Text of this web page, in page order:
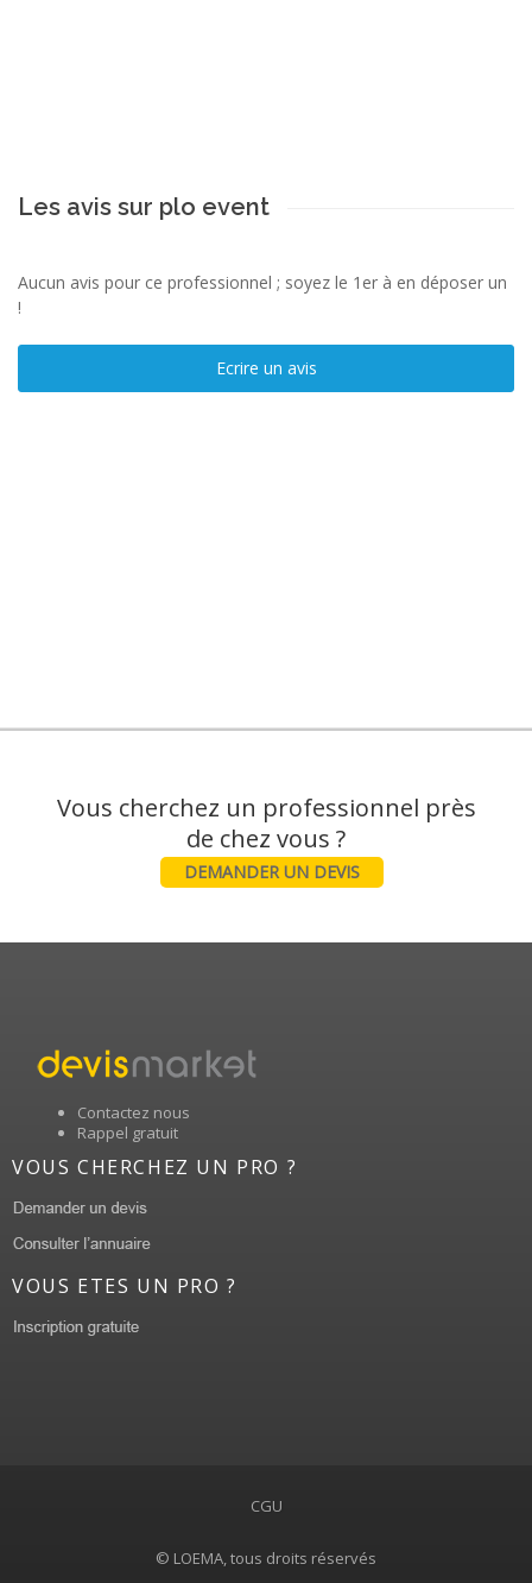
Les avis sur plo event
Aucun avis pour ce professionnel ; soyez le 1er à en déposer un
!
Ecrire un avis
Vous cherchez un professionnel près
DEMANDER UN DEVIS
Contactez nous
Rappel gratuit
VOUS CHERCHEZ UN PRO ?
VOUS ETES UN PRO ?
CGU
© LOEMA, tous droits réservés